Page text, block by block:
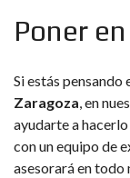
Poner
Si estás pensando
Zaragoza, en
ayudarte a
con un equipo de
asesorará en todo